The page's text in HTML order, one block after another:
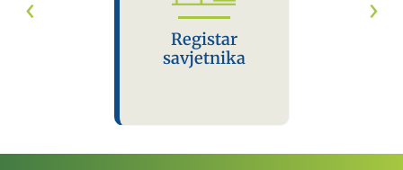
Registar
savjetnika